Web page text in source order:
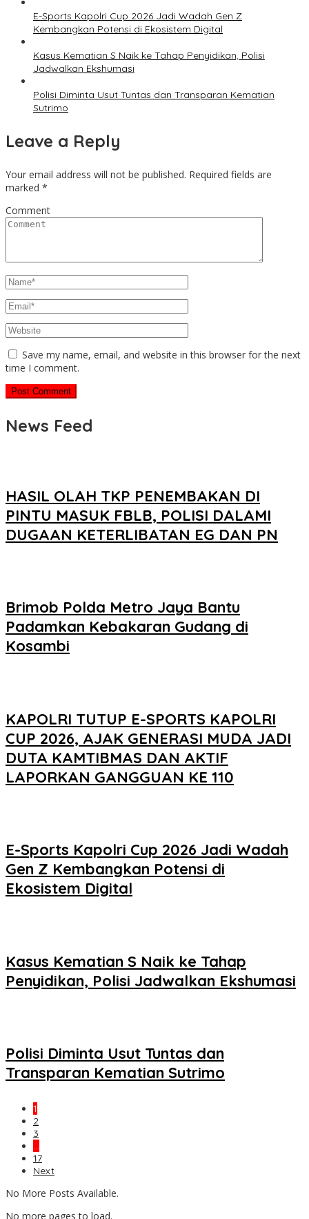
E-Sports Kapolri Cup 2026 Jadi Wadah Gen Z
Kembangkan Potensi di Ekosistem Digital
Kasus Kematian S Naik ke Tahap Penyidikan, Polisi
Jadwalkan Ekshumasi
Polisi Diminta Usut Tuntas dan Transparan Kematian
Sutrimo
Leave a Reply
Your email address will not be published. Required fields are
marked *
Comment
Save my name, email, and website in this browser for the next
time I comment.
News Feed
HASIL OLAH TKP PENEMBAKAN DI
PINTU MASUK FBLB, POLISI DALAMI
DUGAAN KETERLIBATAN EG DAN PN
Brimob Polda Metro Jaya Bantu
Padamkan Kebakaran Gudang di
Kosambi
KAPOLRI TUTUP E-SPORTS KAPOLRI
CUP 2026, AJAK GENERASI MUDA JADI
DUTA KAMTIBMAS DAN AKTIF
LAPORKAN GANGGUAN KE 110
E-Sports Kapolri Cup 2026 Jadi Wadah
Gen Z Kembangkan Potensi di
Ekosistem Digital
Kasus Kematian S Naik ke Tahap
Penyidikan, Polisi Jadwalkan Ekshumasi
Polisi Diminta Usut Tuntas dan
Transparan Kematian Sutrimo
1
2
3
…
17
Next
No More Posts Available.
No more pages to load.